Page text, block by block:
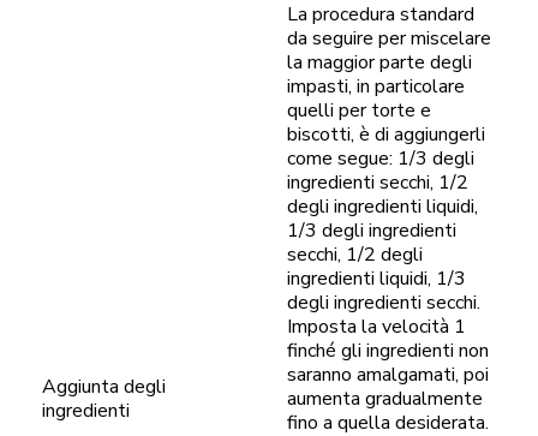
Aggiunta degli
ingredienti
La procedura standard
da seguire per miscelare
la maggior parte degli
impasti, in particolare
quelli per torte e
biscotti, è di aggiungerli
come segue: 1/3 degli
ingredienti secchi, 1/2
degli ingredienti liquidi,
1/3 degli ingredienti
secchi, 1/2 degli
ingredienti liquidi, 1/3
degli ingredienti secchi.
Imposta la velocità 1
finché gli ingredienti non
saranno amalgamati, poi
aumenta gradualmente
fino a quella desiderata.